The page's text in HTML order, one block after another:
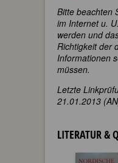
Bitte beachten
im Internet u.
werden und
Richtigkeit der
Informationen
müssen.
Letzte
21.01.2013
LITERATUR &